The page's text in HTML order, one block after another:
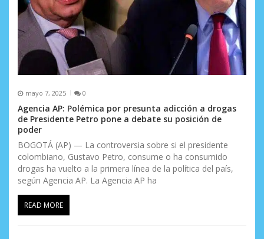
mayo 7, 2025 0
Agencia AP: Polémica por presunta adicción a drogas
de Presidente Petro pone a debate su posición de
poder
BOGOTÁ (AP) — La controversia sobre si el presidente
colombiano, Gustavo Petro, consume o ha consumido
drogas ha vuelto a la primera línea de la política del país,
según Agencia AP. La Agencia AP ha
READ MORE